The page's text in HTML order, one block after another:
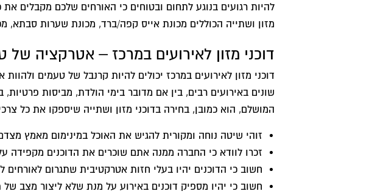
להיות רגועים בנוגע לתחום ובטוחים כי האורחים שלכם מקבלים
מזון ושתייה הכוללים מכונת אייס קפה/ברד, מכונת שערות סבתא,
דוכני מזון לאירועים במרכז – אטרקציה של
דוכני מזון לאירועים במרכז יכולים להיות קרנבל של טעמים
שונים באירועים רבים, בין אם מדובר בימי הולדת, מביסות
המושלם, הוא כמובן, בחירה בדוכני מזון ושתייה שיספקו את כל
זוהי שיטה נוחה ומקורית להגיש את האוכל במינימום מאמץ
זכרו לוודא כי החברה ממנה אתם שוכרים את הדוכנים מקפידה
חשוב כי הדוכנים יהיו בעלי חזות אטרקטיבית שתגרום
חשוב כי יהיו מספיק דוכנים באירוע על מנת שלא ליצור מצב